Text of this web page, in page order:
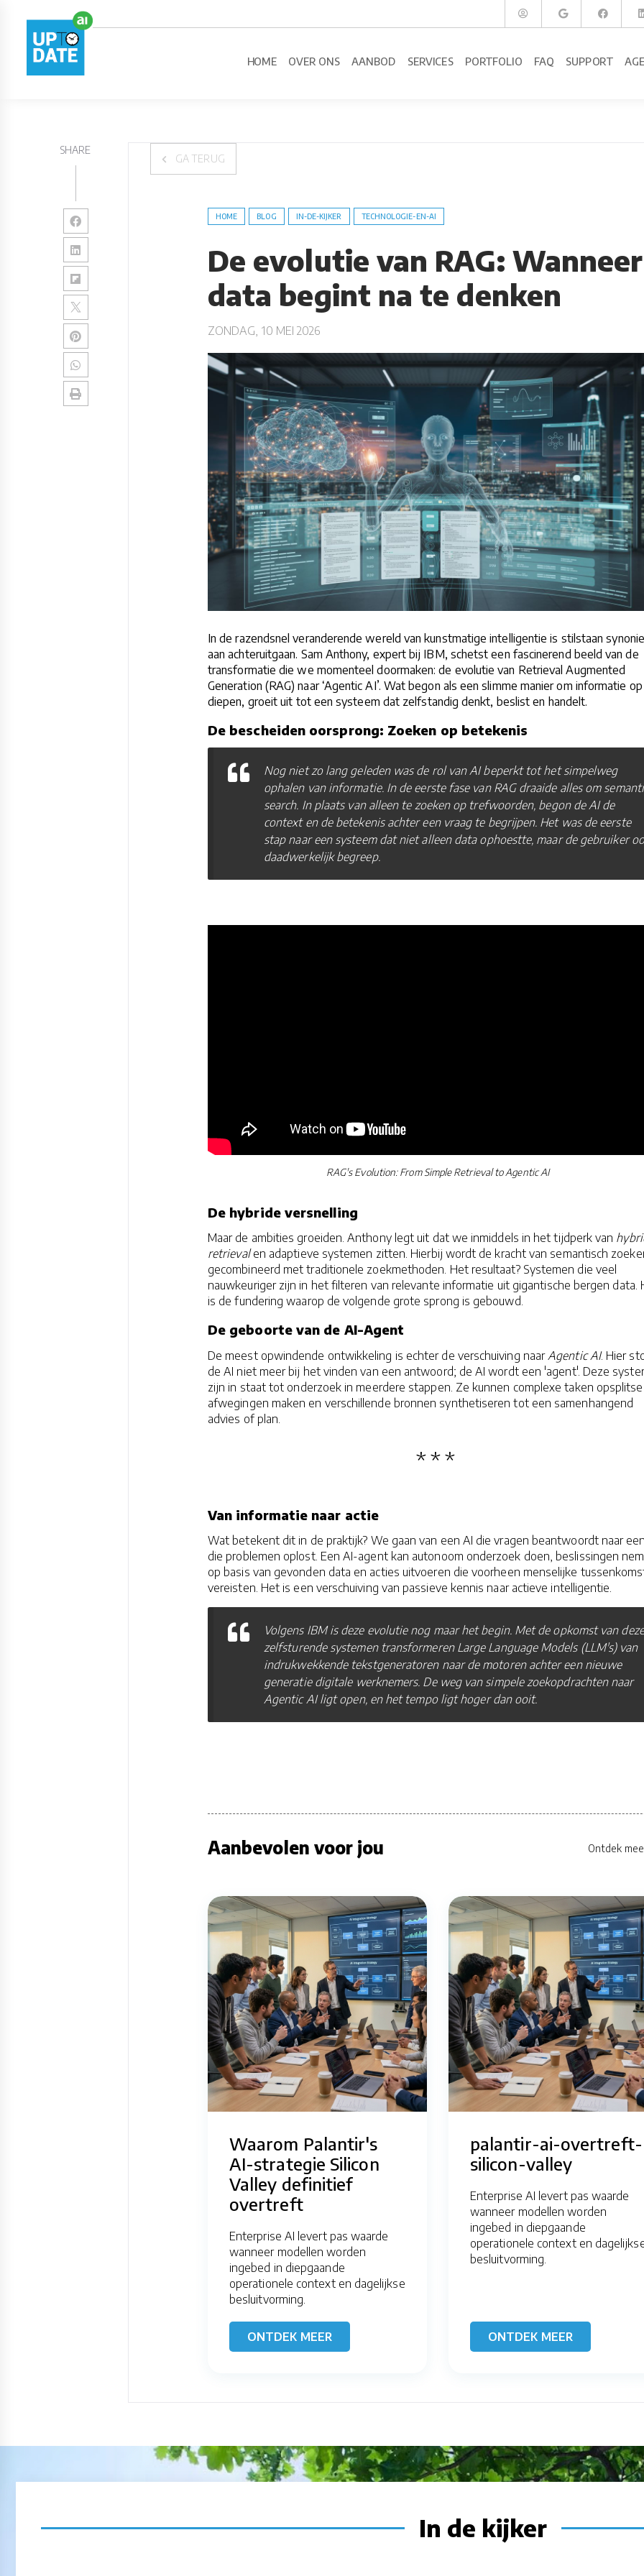
HOME OVER ONS AANBOD SERVICES PORTFOLIO FAQ SUPPORT
SHARE
GA TERUG
HOME BLOG IN-DE-KIJKER TECHNOLOGIE-EN-AI
De evolutie van RAG: Wanneer
data begint na te denken
ZONDAG, 10 MEI 2026
In de razendsnel veranderende wereld van kunstmatige intelligentie is stilstaan
aan achteruitgaan. Sam Anthony, expert bij IBM, schetst een fascinerend beeld van de
transformatie die we momenteel doormaken: de evolutie van Retrieval Augmented
Generation (RAG) naar ‘Agentic AI’. Wat begon als een slimme manier om informatie
diepen, groeit uit tot een systeem dat zelfstandig denkt, beslist en handelt.
De bescheiden oorsprong: Zoeken op betekenis
Nog niet zo lang geleden was de rol van AI beperkt tot het simpelweg
ophalen van informatie. In de eerste fase van RAG draaide alles om
search. In plaats van alleen te zoeken op trefwoorden, begon de AI de
context en de betekenis achter een vraag te begrijpen. Het was de eerste
stap naar een systeem dat niet alleen data ophoestte, maar de gebruiker
daadwerkelijk begreep.
RAG's Evolution: From Simple Retrieval to Agentic AI
De hybride versnelling
Maar de ambities groeiden. Anthony legt uit dat we inmiddels in het tijdperk van
retrievalen adaptieve systemen zitten. Hierbij wordt de kracht van semantisch
gecombineerd met traditionele zoekmethoden. Het resultaat? Systemen die veel
nauwkeuriger zijn in het filteren van relevante informatie uit gigantische bergen data.
is de fundering waarop de volgende grote sprong is gebouwd.
De geboorte van de AI-Agent
De meest opwindende ontwikkeling is echter de verschuiving naar Agentic AI. Hier
de AI niet meer bij het vinden van een antwoord; de AI wordt een 'agent'. Deze
zijn in staat tot onderzoek in meerdere stappen. Ze kunnen complexe taken
afwegingen maken en verschillende bronnen synthetiseren tot een samenhangend
advies of plan.
Van informatie naar actie
Wat betekent dit in de praktijk? We gaan van een AI die vragen beantwoordt naar
die problemen oplost. Een AI-agent kan autonoom onderzoek doen, beslissingen
op basis van gevonden data en acties uitvoeren die voorheen menselijke
vereisten. Het is een verschuiving van passieve kennis naar actieve intelligentie.
Volgens IBM is deze evolutie nog maar het begin. Met de opkomst van deze
zelfsturende systemen transformeren Large Language Models (LLM's) van
indrukwekkende tekstgeneratoren naar de motoren achter een nieuwe
generatie digitale werknemers. De weg van simpele zoekopdrachten naar
Agentic AI ligt open, en het tempo ligt hoger dan ooit.
Aanbevolen voor jou Ontdek
Waarom Palantir's
AI-strategie Silicon
Valley definitief
overtreft
Enterprise AI levert pas waarde
wanneer modellen worden
ingebed in diepgaande
operationele context en dagelijkse
besluitvorming.
ONTDEK MEER
palantir-ai-overtreft-
silicon-valley
Enterprise AI levert pas waarde
wanneer modellen worden
ingebed in diepgaande
operationele context en
besluitvorming.
ONTDEK MEER
In de kijker